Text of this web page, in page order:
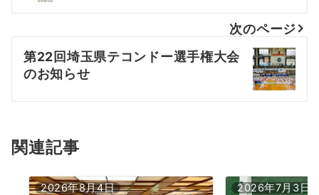
ナ
ビ
ゲ
ョ
ン
次のページ
第22回埼玉県テコンドー選手権大会
のお知らせ
関連記事
2026年8月4日 2026年7月3日